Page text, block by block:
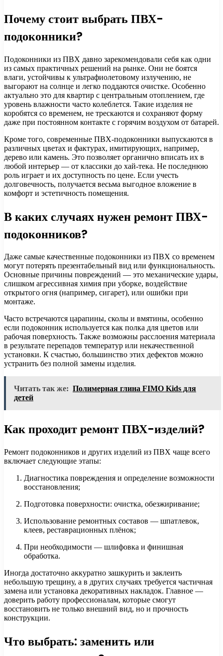
Почему стоит выбрать ПВХ-
подоконники?
Подоконники из ПВХ давно зарекомендовали себя как одни
из самых практичных решений на рынке. Они не боятся
влаги, устойчивы к ультрафиолетовому излучению, не
выгорают на солнце и легко поддаются очистке. Особенно
актуально это для квартир с центральным отоплением, где
уровень влажности часто колеблется. Такие изделия не
коробятся со временем, не трескаются и сохраняют форму
даже при постоянном контакте с горячим воздухом от батарей.
Кроме того, современные ПВХ-подоконники выпускаются в
различных цветах и фактурах, имитирующих, например,
дерево или камень. Это позволяет органично вписать их в
любой интерьер — от классики до хай-тека. Не последнюю
роль играет и их доступность по цене. Если учесть
долговечность, получается весьма выгодное вложение в
комфорт и эстетичность помещения.
В каких случаях нужен ремонт ПВХ-
подоконников?
Даже самые качественные подоконники из ПВХ со временем
могут потерять презентабельный вид или функциональность.
Основные причины повреждений — это механические удары,
слишком агрессивная химия при уборке, воздействие
открытого огня (например, сигарет), или ошибки при
монтаже.
Часто встречаются царапины, сколы и вмятины, особенно
если подоконник используется как полка для цветов или
рабочая поверхность. Также возможны расслоения материала
в результате перепадов температур или некачественной
установки. К счастью, большинство этих дефектов можно
устранить без полной замены изделия.
Читать так же: Полимерная глина FIMO Kids для
детей
Как проходит ремонт ПВХ-изделий?
Ремонт подоконников и других изделий из ПВХ чаще всего
включает следующие этапы:
Диагностика повреждения и определение возможности
восстановления;
Подготовка поверхности: очистка, обезжиривание;
Использование ремонтных составов — шпатлевок,
клеев, реставрационных плёнок;
При необходимости — шлифовка и финишная
обработка.
Иногда достаточно аккуратно зашкурить и заклеить
небольшую трещину, а в других случаях требуется частичная
замена или установка декоративных накладок. Главное —
доверить работу профессионалам, которые смогут
восстановить не только внешний вид, но и прочность
конструкции.
Что выбрать: заменить или